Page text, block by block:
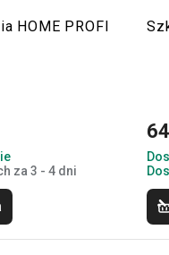
HOME PROFI
za 3 - 4 dni